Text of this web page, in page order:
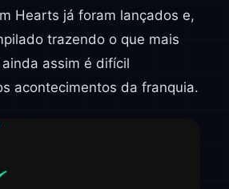
Hearts já foram lançados e,
trazendo o que mais
assim é difícil
acontecimentos da franquia.